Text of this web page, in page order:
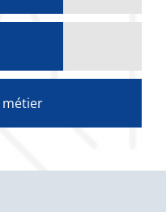
métier